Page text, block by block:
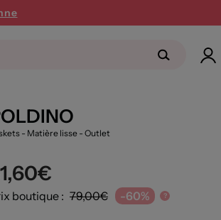
- Matière lisse- Outlet
boutique : 79,00€ -60% ?